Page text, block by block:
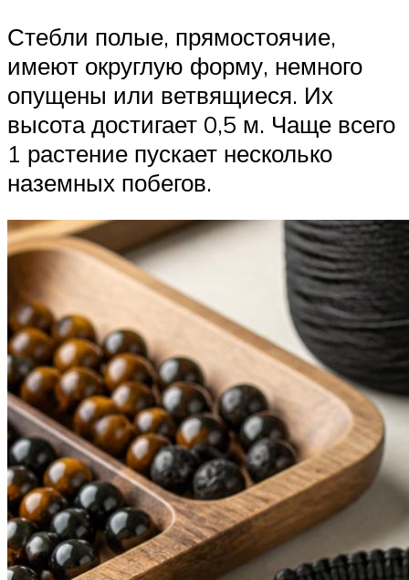
Стебли полые, прямостоячие,
имеют округлую форму, немного
опущены или ветвящиеся. Их
высота достигает 0,5 м. Чаще всего
1 растение пускает несколько
наземных побегов.